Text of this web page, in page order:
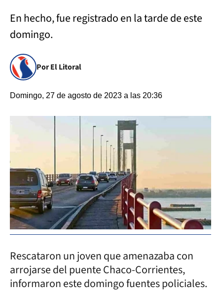
En hecho, fue registrado en la tarde de este
domingo.
Por El Litoral
Domingo, 27 de agosto de 2023 a las 20:36
Rescataron un joven que amenazaba con
arrojarse del puente Chaco-Corrientes,
informaron este domingo fuentes policiales.